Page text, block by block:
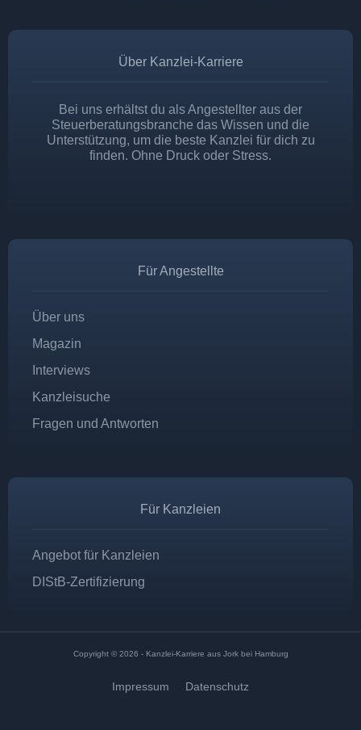
Über Kanzlei-Karriere
Bei uns erhältst du als Angestellter aus der
Steuerberatungsbranche das Wissen und die
Unterstützung, um die beste Kanzlei für dich zu
finden. Ohne Druck oder Stress.
Für Angestellte
Über uns
Magazin
Interviews
Kanzleisuche
Fragen und Antworten
Für Kanzleien
Angebot für Kanzleien
DIStB-Zertifizierung
Copyright © 2026 - Kanzlei-Karriere aus Jork bei Hamburg
Impressum Datenschutz